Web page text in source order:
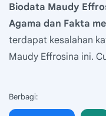
Biodata Maudy
Agama dan Fakta
terdapat kesalahan
Maudy Effrosina ini.